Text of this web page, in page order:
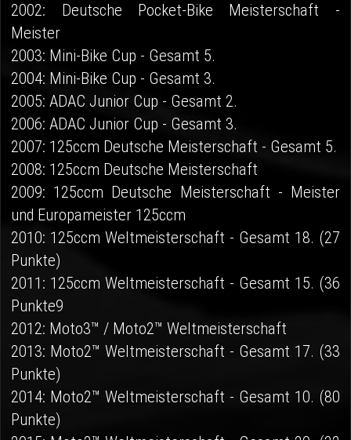
2002: Deutsche Pocket-Bike Meisterschaft -
Meister
2003: Mini-Bike Cup - Gesamt 5.
2004: Mini-Bike Cup - Gesamt 3.
2005: ADAC Junior Cup - Gesamt 2.
2006: ADAC Junior Cup - Gesamt 3.
2007: 125ccm Deutsche Meisterschaft - Gesamt 5.
2008: 125ccm Deutsche Meisterschaft
2009: 125ccm Deutsche Meisterschaft - Meister
und Europameister 125ccm
2010: 125ccm Weltmeisterschaft - Gesamt 18. (27
Punkte)
2011: 125ccm Weltmeisterschaft - Gesamt 15. (36
Punkte9
2012: Moto3™ / Moto2™ Weltmeisterschaft
2013: Moto2™ Weltmeisterschaft - Gesamt 17. (33
Punkte)
2014: Moto2™ Weltmeisterschaft - Gesamt 10. (80
Punkte)